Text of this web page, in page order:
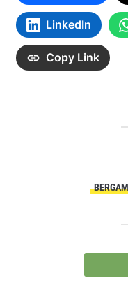
LinkedIn
Copy Link